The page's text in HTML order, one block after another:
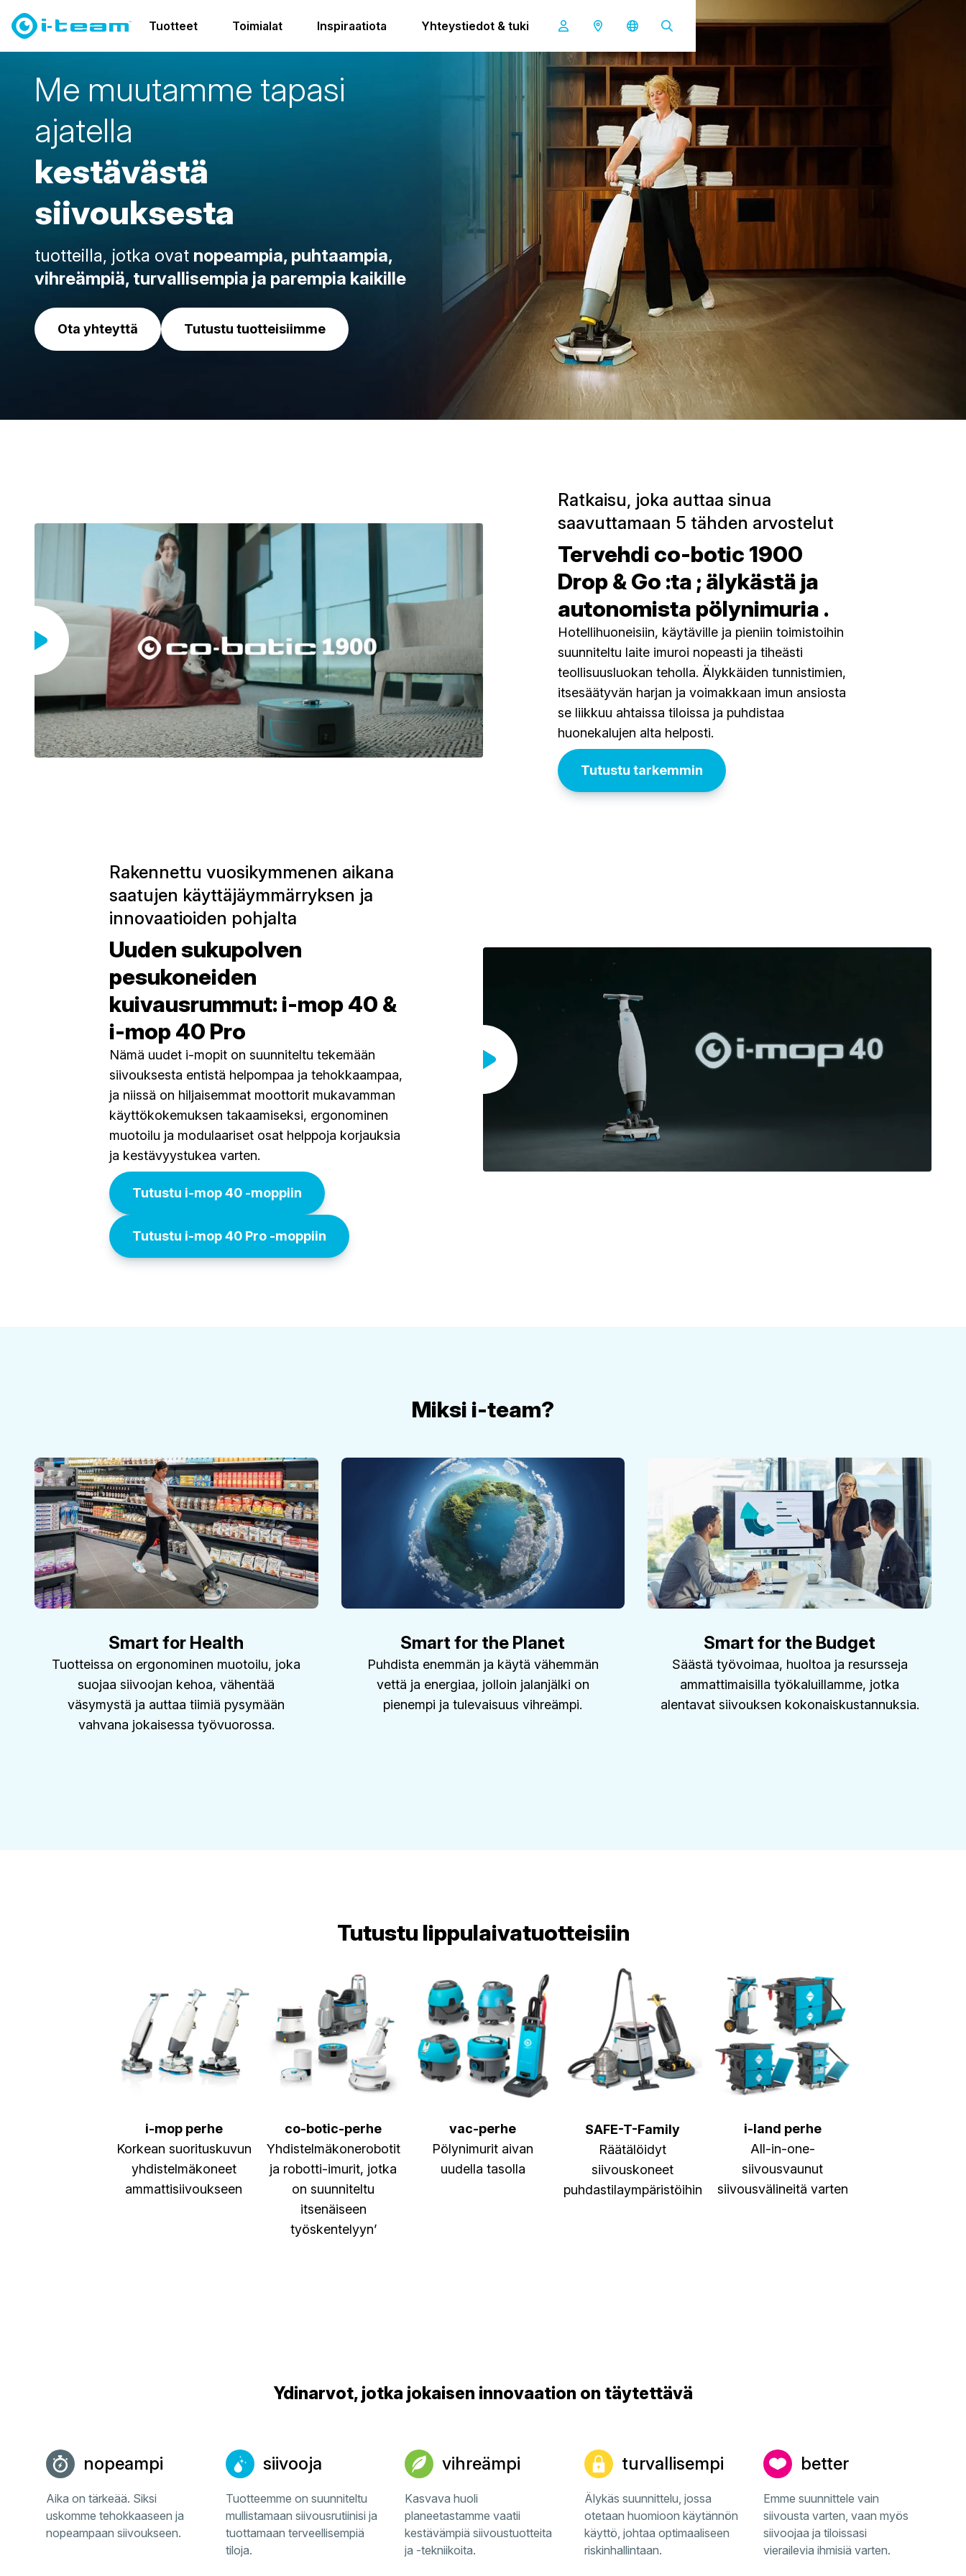
Tuotteet Toimialat Inspiraatiota Yhteystiedot & tuki
Me muutamme tapasi
ajatella
kestävästä
siivouksesta
tuotteilla, jotka ovat nopeampia, puhtaampia,
vihreämpiä, turvallisempia ja parempia kaikille
Ota yhteyttä Tutustu tuotteisiimme
Ratkaisu, joka auttaa sinua
saavuttamaan 5 tähden arvostelut
Tervehdi co-botic 1900
Drop & Go :ta ; älykästä ja
autonomista pölynimuria .
Hotellihuoneisiin, käytäville ja pieniin toimistoihin
suunniteltu laite imuroi nopeasti ja tiheästi
teollisuusluokan teholla. Älykkäiden tunnistimien,
itsesäätyvän harjan ja voimakkaan imun ansiosta
se liikkuu ahtaissa tiloissa ja puhdistaa
huonekalujen alta helposti.
Tutustu tarkemmin
Rakennettu vuosikymmenen aikana
saatujen käyttäjäymmärryksen ja
innovaatioiden pohjalta
Uuden sukupolven
pesukoneiden
kuivausrummut: i-mop 40 &
i-mop 40 Pro
Nämä uudet i-mopit on suunniteltu tekemään
siivouksesta entistä helpompaa ja tehokkaampaa,
ja niissä on hiljaisemmat moottorit mukavamman
käyttökokemuksen takaamiseksi, ergonominen
muotoilu ja modulaariset osat helppoja korjauksia
ja kestävyystukea varten.
Tutustu i-mop 40 -moppiin
Tutustu i-mop 40 Pro -moppiin
Miksi i-team?
Smart for Health
Tuotteissa on ergonominen muotoilu, joka
suojaa siivoojan kehoa, vähentää
väsymystä ja auttaa tiimiä pysymään
vahvana jokaisessa työvuorossa.
Smart for the Planet
Puhdista enemmän ja käytä vähemmän
vettä ja energiaa, jolloin jalanjälki on
pienempi ja tulevaisuus vihreämpi.
Smart for the Budget
Säästä työvoimaa, huoltoa ja resursseja
ammattimaisilla työkaluillamme, jotka
alentavat siivouksen kokonaiskustannuksia.
Tutustu lippulaivatuotteisiin
i-mop perhe
Korkean suorituskuvun
yhdistelmäkoneet
ammattisiivoukseen
co-botic-perhe
Yhdistelmäkonerobotit
ja robotti-imurit, jotka
on suunniteltu
itsenäiseen
työskentelyyn’
vac-perhe
Pölynimurit aivan
uudella tasolla
SAFE-T-Family
Räätälöidyt
siivouskoneet
puhdastilaympäristöihin
i-land perhe
All-in-one-
siivousvaunut
siivousvälineitä varten
Ydinarvot, jotka jokaisen innovaation on täytettävä
nopeampi
Aika on tärkeää. Siksi
uskomme tehokkaaseen ja
nopeampaan siivoukseen.
siivooja
Tuotteemme on suunniteltu
mullistamaan siivousrutiinisi ja
tuottamaan terveellisempiä
tiloja.
vihreämpi
Kasvava huoli
planeetastamme vaatii
kestävämpiä siivoustuotteita
ja -tekniikoita.
turvallisempi
Älykäs suunnittelu, jossa
otetaan huomioon käytännön
käyttö, johtaa optimaaliseen
riskinhallintaan.
better
Emme suunnittele vain
siivousta varten, vaan myös
siivoojaa ja tiloissasi
vierailevia ihmisiä varten.